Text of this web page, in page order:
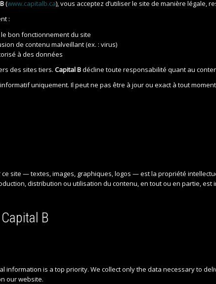
(www.capitalb.ca), vous acceptez d’utiliser le site de manière légale,
:
bon fonctionnement du site
de contenu malveillant (ex. : virus)
à des données
des sites tiers. Capital Bdécline toute responsabilité quant au
uniquement. Il peut ne pas être à jour ou exact à tout
ce site — textes, images, graphiques, logos — est la propriété
distribution ou utilisation du contenu, en tout ou en partie,
B
information is a top priority. We collect only the data necessary to
our website.